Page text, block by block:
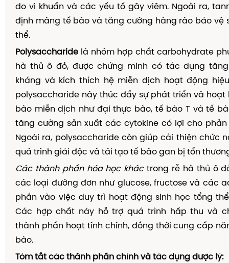
do vi khuẩn và các yếu tố gây viêm. Ngoài ra,
định màng tế bào và tăng cường hàng rào bảo vệ
thể.
Polysaccharide là nhóm hợp chất carbohydrate
hà thủ ô đỏ, được chứng minh có tác dụng
kháng và kích thích hệ miễn dịch hoạt động
polysaccharide này thúc đẩy sự phát triển và
bào miễn dịch như đại thực bào, tế bào T và tế
tăng cường sản xuất các cytokine có lợi cho phản
Ngoài ra, polysaccharide còn giúp cải thiện chức
quá trình giải độc và tái tạo tế bào gan bị tổn
Các thành phần hóa học kháctrong rễ hà thủ ô
các loại đường đơn như glucose, fructose và các
phần vào việc duy trì hoạt động sinh học tổng
Các hợp chất này hỗ trợ quá trình hấp thu và
thành phần hoạt tính chính, đồng thời cung cấp
bào.
Tóm tắt các thành phần chính và tác dụng dược lý: